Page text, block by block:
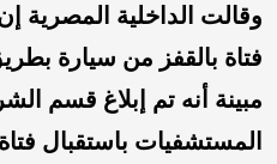
وقالت الداخلية المصرية
فتاة بالقفز من سيارة
مبينة أنه تم إبلاغ قسم
المستشفيات باستقبال